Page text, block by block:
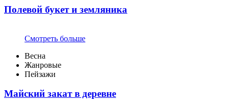
Полевой букет и земляника
Смотреть больше
Весна
Жанровые
Пейзажи
Майский закат в деревне